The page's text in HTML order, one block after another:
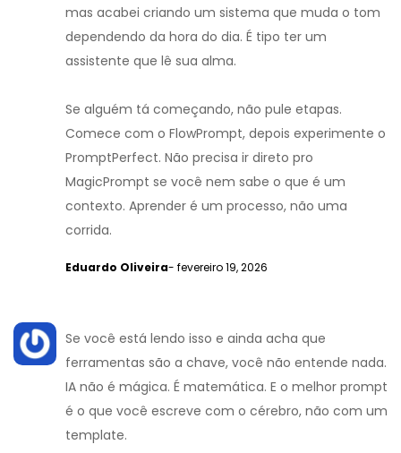
mas acabei criando um sistema que muda o tom
dependendo da hora do dia. É tipo ter um
assistente que lê sua alma.
Se alguém tá começando, não pule etapas.
Comece com o FlowPrompt, depois experimente o
PromptPerfect. Não precisa ir direto pro
MagicPrompt se você nem sabe o que é um
contexto. Aprender é um processo, não uma
corrida.
Eduardo Oliveira- fevereiro 19, 2026
Se você está lendo isso e ainda acha que
ferramentas são a chave, você não entende nada.
IA não é mágica. É matemática. E o melhor prompt
é o que você escreve com o cérebro, não com um
template.